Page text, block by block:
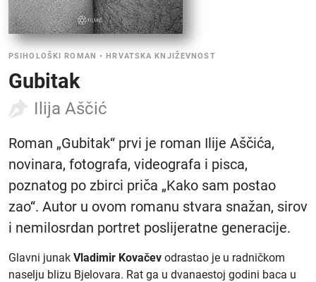
PSIHOLOŠKI ROMAN •HRVATSKA KNJIŽEVNOST
Gubitak
Ilija Aščić
Roman „Gubitak“ prvi je roman Ilije Aščića,
novinara, fotografa, videografa i pisca,
poznatog po zbirci priča „Kako sam postao
zao“. Autor u ovom romanu stvara snažan, sirov
i nemilosrdan portret poslijeratne generacije.
Glavni junak Vladimir Kovačev odrastao je u radničkom
naselju blizu Bjelovara. Rat ga u dvanaestoj godini baca u